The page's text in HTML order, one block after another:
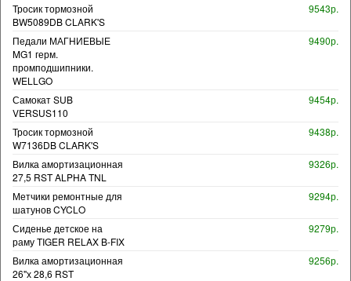
Тросик тормозной
BW5089DB CLARK'S
9543р.
Педали МАГНИЕВЫЕ
MG1 герм.
промподшипники.
WELLGO
9490р.
Самокат SUB
VERSUS110
9454р.
Тросик тормозной
W7136DB CLARK'S
9438р.
Вилка амортизационная
27,5 RST ALPHA TNL
9326р.
Метчики ремонтные для
шатунов CYCLO
9294р.
Сиденье детское на
раму TIGER RELAX B-FIX
9279р.
Вилка амортизационная
26"х 28,6 RST
9256р.